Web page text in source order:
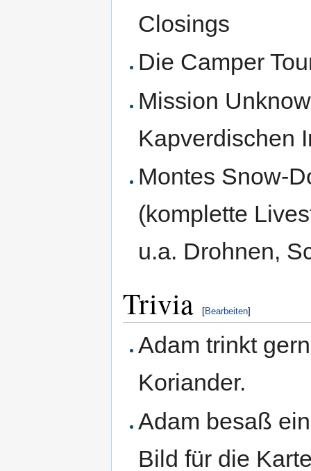
Closings
Die Camper
Mission
Kapverdischen
Montes Snow-
(komplette
u.a. Drohnen,
Trivia [Bearbeiten]
Adam trinkt
Koriander.
Adam besaß
Bild für die